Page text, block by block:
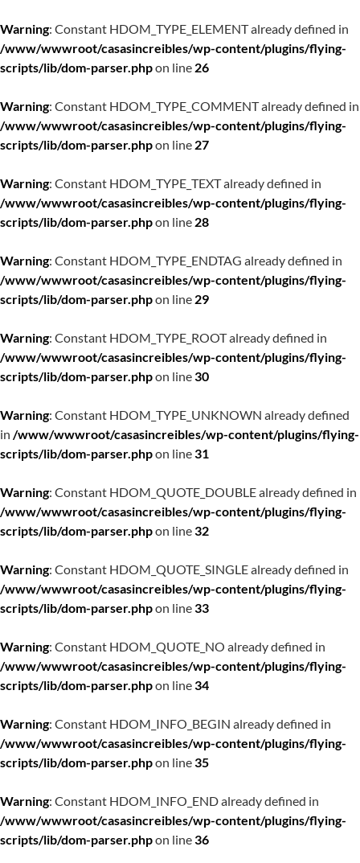
Warning: Constant HDOM_TYPE_ELEMENT already defined in
/www/wwwroot/casasincreibles/wp-content/plugins/flying-
scripts/lib/dom-parser.phpon line 26
Warning: Constant HDOM_TYPE_COMMENT already defined in
/www/wwwroot/casasincreibles/wp-content/plugins/flying-
scripts/lib/dom-parser.phpon line 27
Warning: Constant HDOM_TYPE_TEXT already defined in
/www/wwwroot/casasincreibles/wp-content/plugins/flying-
scripts/lib/dom-parser.phpon line 28
Warning: Constant HDOM_TYPE_ENDTAG already defined in
/www/wwwroot/casasincreibles/wp-content/plugins/flying-
scripts/lib/dom-parser.phpon line 29
Warning: Constant HDOM_TYPE_ROOT already defined in
/www/wwwroot/casasincreibles/wp-content/plugins/flying-
scripts/lib/dom-parser.phpon line30
Warning: Constant HDOM_TYPE_UNKNOWN already defined
in /www/wwwroot/casasincreibles/wp-content/plugins/flying-
scripts/lib/dom-parser.phpon line31
Warning: Constant HDOM_QUOTE_DOUBLE already defined in
/www/wwwroot/casasincreibles/wp-content/plugins/flying-
scripts/lib/dom-parser.phpon line32
Warning: Constant HDOM_QUOTE_SINGLE already defined in
/www/wwwroot/casasincreibles/wp-content/plugins/flying-
scripts/lib/dom-parser.phpon line33
Warning: Constant HDOM_QUOTE_NO already defined in
/www/wwwroot/casasincreibles/wp-content/plugins/flying-
scripts/lib/dom-parser.phpon line34
Warning: Constant HDOM_INFO_BEGIN already defined in
/www/wwwroot/casasincreibles/wp-content/plugins/flying-
scripts/lib/dom-parser.phpon line35
Warning: Constant HDOM_INFO_END already defined in
/www/wwwroot/casasincreibles/wp-content/plugins/flying-
scripts/lib/dom-parser.phpon line36